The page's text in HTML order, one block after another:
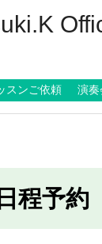
スンご依頼 演奏
程予約